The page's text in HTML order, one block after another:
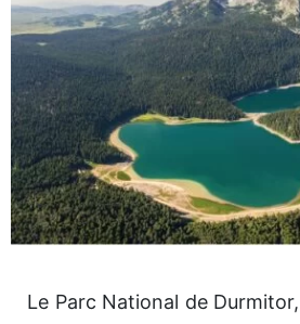
Le Parc National de Durmitor,